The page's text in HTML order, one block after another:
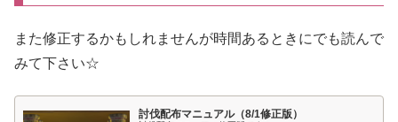
また修正するかもしれませんが時間あるときにでも読んで
みて下さい☆
討伐配布マニュアル（8/1修正版）